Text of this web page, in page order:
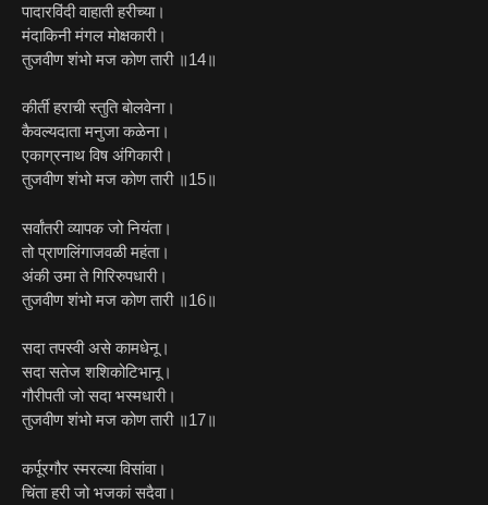
पादारविंदी वाहाती हरीच्या।
मंदाकिनी मंगल मोक्षकारी।
तुजवीण शंभो मज कोण तारी ॥14॥
कीर्ती हराची स्तुति बोलवेना।
कैवल्यदाता मनुजा कळेना।
एकाग्रनाथ विष अंगिकारी।
तुजवीण शंभो मज कोण तारी ॥15॥
सर्वांतरी व्यापक जो नियंता।
तो प्राणलिंगाजवळी महंता।
अंकी उमा ते गिरिरुपधारी।
तुजवीण शंभो मज कोण तारी ॥16॥
सदा तपस्वी असे कामधेनू।
सदा सतेज शशिकोटिभानू।
गौरीपती जो सदा भस्मधारी।
तुजवीण शंभो मज कोण तारी ॥17॥
कर्पूरगौर स्मरल्या विसांवा।
चिंता हरी जो भजकां सदैवा।